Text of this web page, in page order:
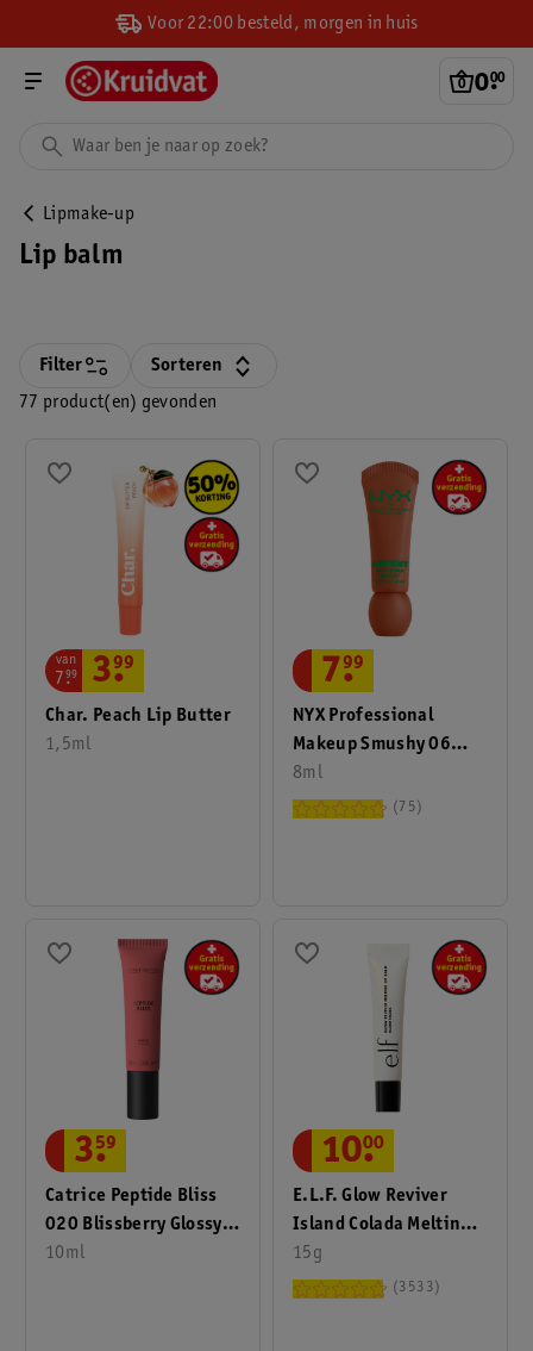
Voor 22:00 besteld, morgen in huis
0.
00
Lipmake-up
Lip balm
77 product(en) gevonden
Filter Sorteren
Char. Peach Lip Butter
1,5ml
van
7.
99 3.
99
NYX Professional
Makeup Smushy 06
Soft Smile Matte Lip
Balm
8ml
7.
99
75
Catrice Peptide Bliss
020 Blissberry Glossy
Lipbalm
10ml
3.
59
E.l.f. Glow Reviver
Island Colada Melting
Lipbalm
15g
10.
00
3533